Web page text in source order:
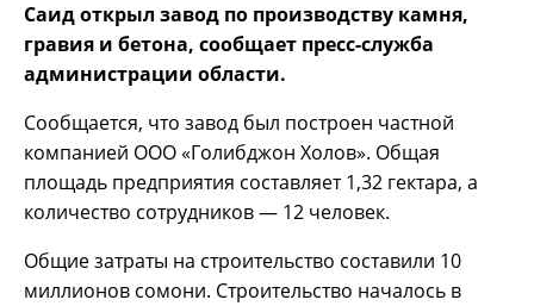
Саид открыл завод по производству камня,
гравия и бетона, сообщает пресс-служба
администрации области.
Сообщается, что завод был построен частной
компанией ООО «Голибджон Холов». Общая
площадь предприятия составляет 1,32 гектара, а
количество сотрудников — 12 человек.
Общие затраты на строительство составили 10
миллионов сомони. Строительство началось в